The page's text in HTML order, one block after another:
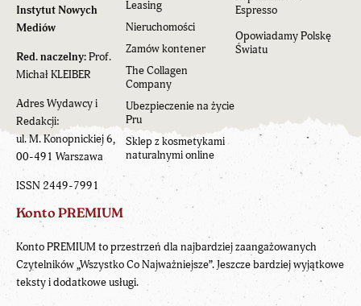
Instytut Nowych
Mediów
Red. naczelny:Prof.
Michał KLEIBER
Adres Wydawcy i
Redakcji:
ul. M. Konopnickiej 6,
00-491 Warszawa
ISSN 2449-7991
Leasing
Nieruchomości
Zamów kontener
The Collagen
Company
Ubezpieczenie na życie
Pru
Sklep z kosmetykami
naturalnymi online
Espresso
Opowiadamy Polskę
Światu
Konto PREMIUM
Konto PREMIUM to przestrzeń dla najbardziej zaangażowanych
Czytelników „Wszystko Co Najważniejsze”. Jeszcze bardziej wyjątkowe
teksty i dodatkowe usługi.